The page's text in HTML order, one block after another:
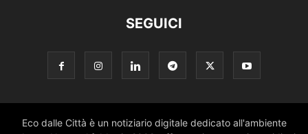
SEGUICI
Eco dalle Città è un notiziario digitale dedicato all'ambiente